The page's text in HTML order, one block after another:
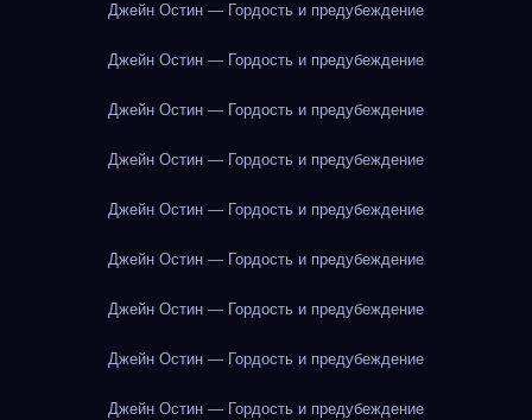
Джейн Остин — Гордость и предубеждение
Джейн Остин — Гордость и предубеждение
Джейн Остин — Гордость и предубеждение
Джейн Остин — Гордость и предубеждение
Джейн Остин — Гордость и предубеждение
Джейн Остин — Гордость и предубеждение
Джейн Остин — Гордость и предубеждение
Джейн Остин — Гордость и предубеждение
Джейн Остин — Гордость и предубеждение